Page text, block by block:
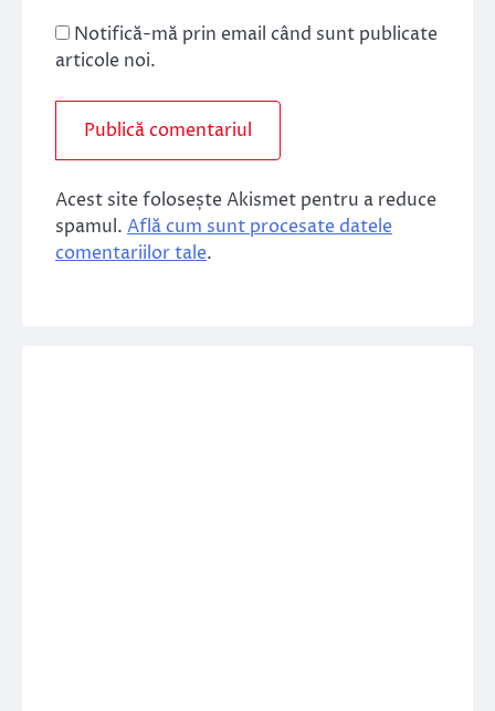
Notifică-mă prin email când sunt publicate
articole noi.
Acest site folosește Akismet pentru a reduce
spamul. Află cum sunt procesate datele
comentariilor tale.